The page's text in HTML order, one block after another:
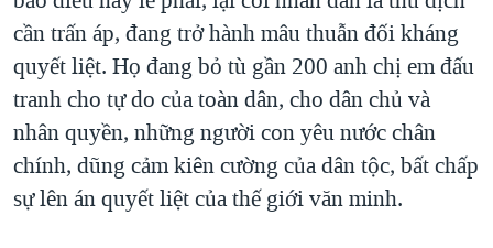
cần trấn áp, đang trở hành mâu thuẫn đối kháng
quyết liệt. Họ đang bỏ tù gần 200 anh chị em đấu
tranh cho tự do của toàn dân, cho dân chủ và
nhân quyền, những người con yêu nước chân
chính, dũng cảm kiên cường của dân tộc, bất chấp
sự lên án quyết liệt của thế giới văn minh.